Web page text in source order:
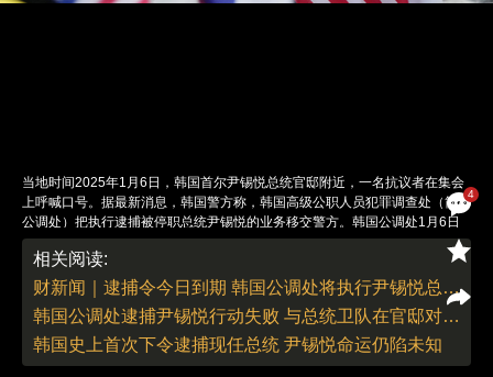
4
当地时间2025年1月6日，韩国首尔尹锡悦总统官邸附近，一名抗议者在集会
上呼喊口号。据最新消息，韩国警方称，韩国高级公职人员犯罪调查处（简称
公调处）把执行逮捕被停职总统尹锡悦的业务移交警方。韩国公调处1月6日
发布公告称，已于5日晚向韩国警察厅国家调查本部发送了对尹锡悦逮捕令执
行的全权委托公文。当地时间6日，韩国警察厅国家调查本部表示，将继续就
尹锡悦逮捕令的执行与韩国高级公职人员犯罪调查处（公调处）进行协商。韩
国警方随后表示，尹锡悦逮捕令执行的主体应是公调处，警方认为不宜由警方
来执行。韩国警方随后还表示，正在考虑在再次抓捕尹锡悦时逮捕阻拦人员。
图：Lee Jae-Won/视觉中国
责任编辑：董德 | 版面编辑：董德
相关阅读:
财新闻｜逮捕令今日到期 韩国公调处将执行尹锡悦总统逮捕令业务移交给警方
韩国公调处逮捕尹锡悦行动失败 与总统卫队在官邸对峙5小时
韩国史上首次下令逮捕现任总统 尹锡悦命运仍陷未知